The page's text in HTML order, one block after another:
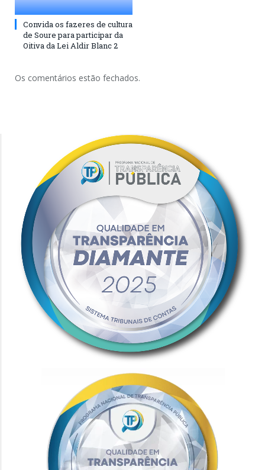
Convida os fazeres de cultura
de Soure para participar da
Oitiva da Lei Aldir Blanc 2
Os comentários estão fechados.